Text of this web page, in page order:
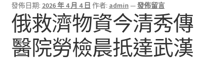
發佈日期: 2026 年 4 月 4 日 作者: admin —發佈留言
俄救濟物資今清秀傳
醫院勞檢晨抵達武漢